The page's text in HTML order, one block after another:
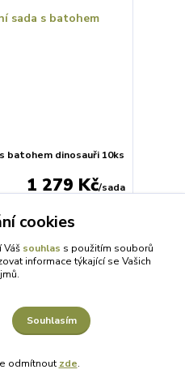
batohem dinosauři 10ks
1 279 Kč/sada
cookies
souhlas s použitím souborů
informace týkající se Vašich
Souhlasím
odmítnout zde.